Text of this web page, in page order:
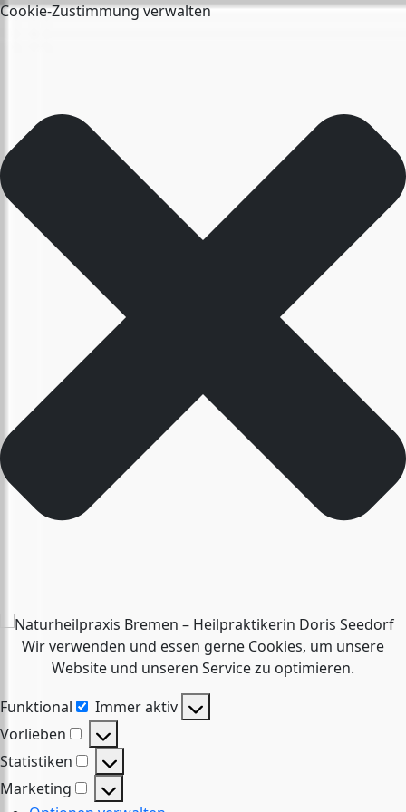
Cookie-Zustimmung verwalten
Wir verwenden und essen gerne Cookies, um unsere
Website und unseren Service zu optimieren.
Funktional
Funktional
Immer aktiv
Vorlieben
Vorlieben
Statistiken
Statistiken
Marketing
Marketing